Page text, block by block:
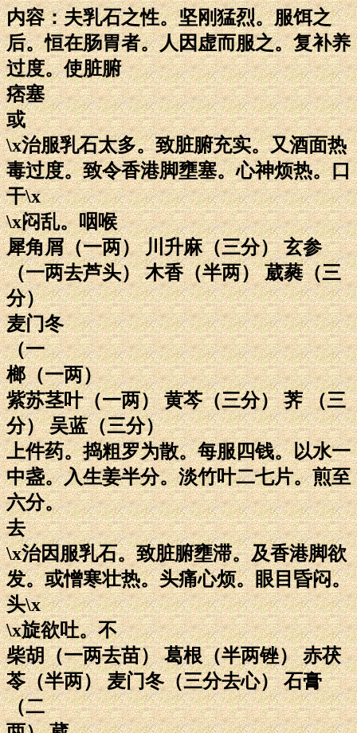
内容：夫乳石之性。坚刚猛烈。服饵之
后。恒在肠胃者。人因虚而服之。复补养
过度。使脏腑
痞塞
或
\x治服乳石太多。致脏腑充实。又酒面热
毒过度。致令香港脚壅塞。心神烦热。口
干\x
\x闷乱。咽喉
犀角屑（一两） 川升麻（三分） 玄参
（一两去芦头） 木香（半两） 葳蕤（三
分）
麦门冬
（一
榔（一两）
紫苏茎叶（一两） 黄芩（三分） 荠 （三
分） 吴蓝（三分）
上件药。捣粗罗为散。每服四钱。以水一
中盏。入生姜半分。淡竹叶二七片。煎至
六分。
去
\x治因服乳石。致脏腑壅滞。及香港脚欲
发。或憎寒壮热。头痛心烦。眼目昏闷。
头\x
\x旋欲吐。不
柴胡（一两去苗） 葛根（半两锉） 赤茯
苓（半两） 麦门冬（三分去心） 石膏
（二